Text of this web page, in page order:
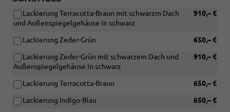
910,– €
Lackierung Terracotta-Braun mit schwarzm Dach
und Außenspiegelgehäuse in schwarz
650,– €
Lackierung Zeder-Grün
910,– €
Lackierung Zeder-Grün mit schwarzem Dach und
Außenspiegelgehäuse in schwarz
650,– €
Lackierung Terracotta-Braun
650,– €
Lackierung Indigo-Blau